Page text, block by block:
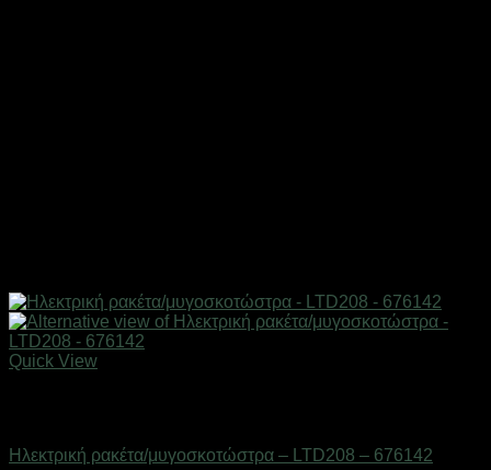
Quick View
Ηλεκτρική ρακέτα/μυγοσκοτώστρα – LTD208 – 676142